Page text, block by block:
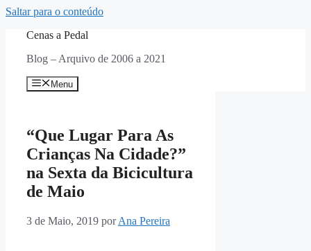
Saltar para o conteúdo
Cenas a Pedal
Blog – Arquivo de 2006 a 2021
Menu
“Que Lugar Para As
Crianças Na Cidade?”
na Sexta da Bicicultura
de Maio
3 de Maio, 2019 porAna Pereira